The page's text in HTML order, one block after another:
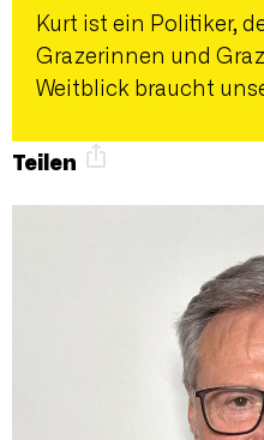
Kurt ist ein Politiker,
Grazerinnen und
Weitblick braucht
Teilen